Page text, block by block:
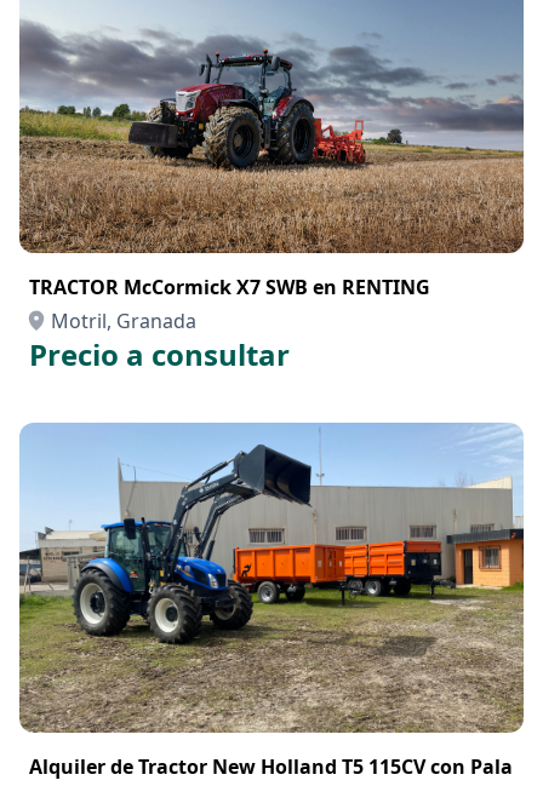
TRACTOR McCormick X7 SWB en RENTING
Motril, Granada
Precio a consultar
Alquiler de Tractor New Holland T5 115CV con Pala